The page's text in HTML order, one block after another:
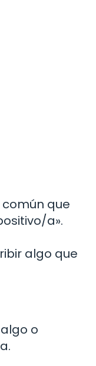
que
a».
algo que
o